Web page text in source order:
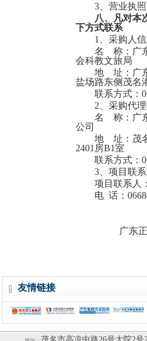
茂名职业技术学院文明北校区学生宿舍热水供应项目
茂名市电白区人民法院档案数字化加工服务项目
3、营业执
八、凡对本
下方式联系
1、采购人
名
称： 广
会科教文旅局
地
址： 广
盐场路东侧茂名
联系方式：
2、采购代
名
称： 广
公司
地
址： 茂
2401房B1室
联系方式：
3、项目联
项目联系人
电 话：
广东
友情链接